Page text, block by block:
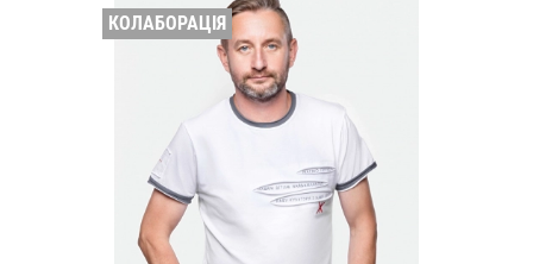
КОЛАБОРАЦІЯ